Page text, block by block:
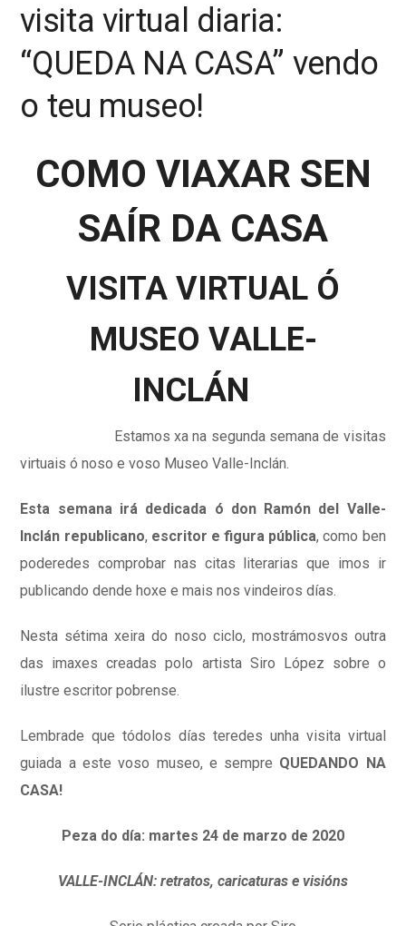
visita virtual diaria:
“QUEDA NA CASA” vendo
o teu museo!
COMO VIAXAR SEN
SAÍR DA CASA
VISITA VIRTUAL Ó
MUSEO VALLE-
INCLÁN
Estamos xa na segunda semana de visitas
virtuais ó noso e voso Museo Valle-Inclán.
Esta semana irá dedicada ó don Ramón del Valle-
Inclán republicano, escritor e figura pública, como ben
poderedes comprobar nas citas literarias que imos ir
publicando dende hoxe e mais nos vindeiros días.
Nesta sétima xeira do noso ciclo, mostrámosvos outra
das imaxes creadas polo artista Siro López sobre o
ilustre escritor pobrense.
Lembrade que tódolos días teredes unha visita virtual
guiada a este voso museo, e sempre QUEDANDO NA
CASA!
Peza do día: martes 24 de marzo de 2020
VALLE-INCLÁN: retratos, caricaturas e visións